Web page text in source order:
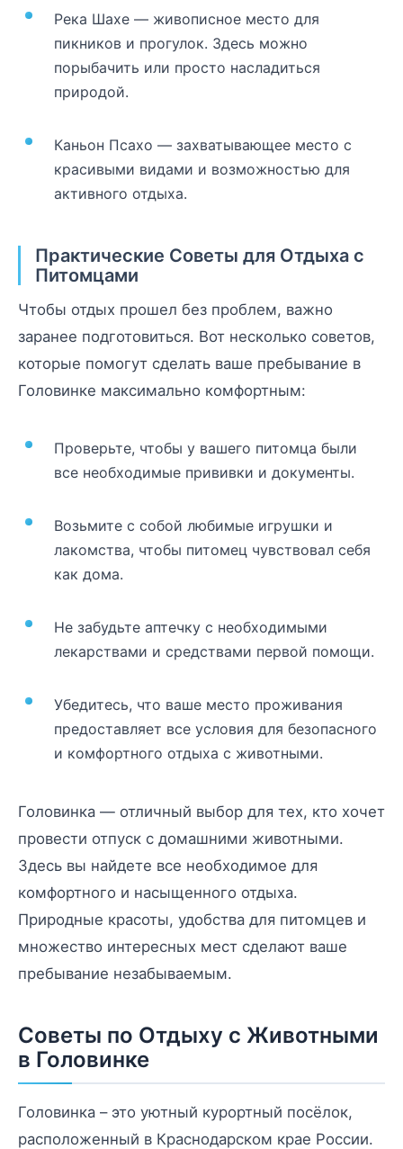
Река Шахе — живописное место для
пикников и прогулок. Здесь можно
порыбачить или просто насладиться
природой.
Каньон Псахо — захватывающее место с
красивыми видами и возможностью для
активного отдыха.
Практические Советы для Отдыха с
Питомцами
Чтобы отдых прошел без проблем, важно
заранее подготовиться. Вот несколько советов,
которые помогут сделать ваше пребывание в
Головинке максимально комфортным:
Проверьте, чтобы у вашего питомца были
все необходимые прививки и документы.
Возьмите с собой любимые игрушки и
лакомства, чтобы питомец чувствовал себя
как дома.
Не забудьте аптечку с необходимыми
лекарствами и средствами первой помощи.
Убедитесь, что ваше место проживания
предоставляет все условия для безопасного
и комфортного отдыха с животными.
Головинка — отличный выбор для тех, кто хочет
провести отпуск с домашними животными.
Здесь вы найдете все необходимое для
комфортного и насыщенного отдыха.
Природные красоты, удобства для питомцев и
множество интересных мест сделают ваше
пребывание незабываемым.
Советы по Отдыху с Животными
в Головинке
Головинка – это уютный курортный посёлок,
расположенный в Краснодарском крае России.